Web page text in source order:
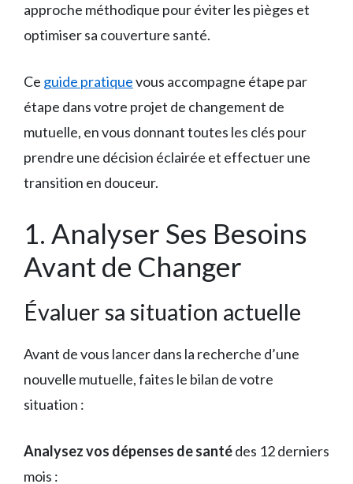
approche méthodique pour éviter les pièges et
optimiser sa couverture santé.
Ce guide pratiquevous accompagne étape par
étape dans votre projet de changement de
mutuelle, en vous donnant toutes les clés pour
prendre une décision éclairée et effectuer une
transition en douceur.
1. Analyser Ses Besoins
Avant de Changer
Évaluer sa situation actuelle
Avant de vous lancer dans la recherche d’une
nouvelle mutuelle, faites le bilan de votre
situation :
Analysez vos dépenses de santédes 12 derniers
mois :